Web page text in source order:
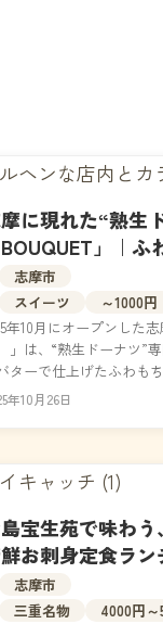
に現れた“熟生
」｜ふ
い絶品スイーツ
志摩市
スイーツ
～1000円
年10月にオープンした
」は、“熟生ドーナツ”
ターで仕上げたふわも
ラボや、写真映えする店
年10月26日
宝生苑で味わ
お刺身定食ラ
志摩市
三重名物
4000円